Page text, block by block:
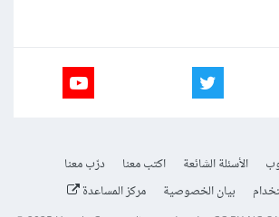
الأسئلة الشائعة اكتب معنا
درّب معنا
بيان الخصوصية مركز المساعدة